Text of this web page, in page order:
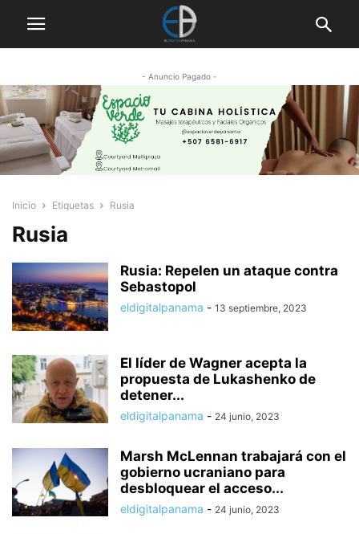
- Anuncio Pagado -
Inicio Etiquetas Rusia
Rusia
Rusia: Repelen un ataque contra
Sebastopol
eldigitalpanama - 13 septiembre, 2023
El líder de Wagner acepta la
propuesta de Lukashenko de
detener...
eldigitalpanama - 24 junio, 2023
Marsh McLennan trabajará con el
gobierno ucraniano para
desbloquear el acceso...
eldigitalpanama - 24 junio, 2023